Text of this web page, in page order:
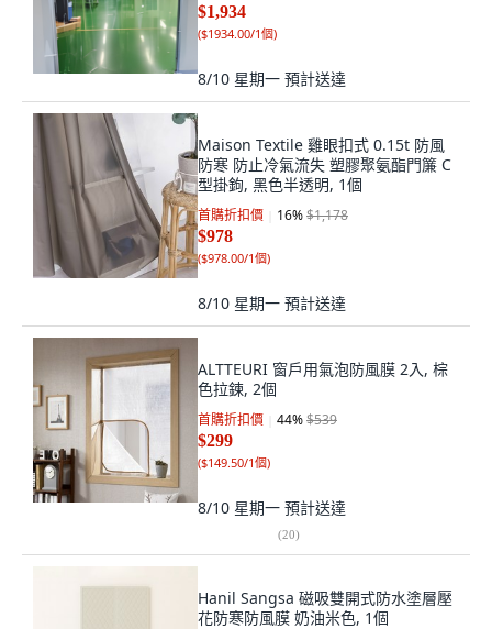
$1,934
($1934.00/1個)
8/10 星期一 預計送達
Maison Textile 雞眼扣式 0.15t 防風
防寒 防止冷氣流失 塑膠聚氨酯門簾 C
型掛鉤, 黑色半透明, 1個
首購折扣價 16%$1,178
$978
($978.00/1個)
8/10 星期一 預計送達
ALTTEURI 窗戶用氣泡防風膜 2入, 棕
色拉鍊, 2個
首購折扣價 44%$539
$299
($149.50/1個)
8/10 星期一 預計送達
(20)
Hanil Sangsa 磁吸雙開式防水塗層壓
花防寒防風膜 奶油米色, 1個